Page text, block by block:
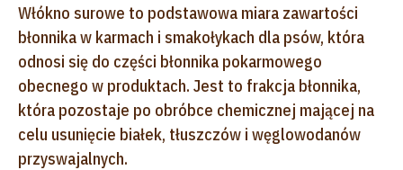
Włókno surowe to podstawowa miara zawartości
błonnika w karmach i smakołykach dla psów, która
odnosi się do części błonnika pokarmowego
obecnego w produktach. Jest to frakcja błonnika,
która pozostaje po obróbce chemicznej mającej na
celu usunięcie białek, tłuszczów i węglowodanów
przyswajalnych.